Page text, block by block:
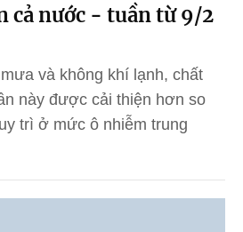
cả nước - tuần từ 9/2
và không khí lạnh, chất
này được cải thiện hơn so
trì ở mức ô nhiễm trung